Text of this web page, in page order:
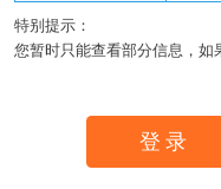
特别提示：
您暂时只能查看部分信息，如
登录